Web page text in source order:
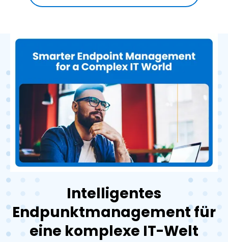
Intelligentes
Endpunktmanagement für
eine komplexe IT-Welt